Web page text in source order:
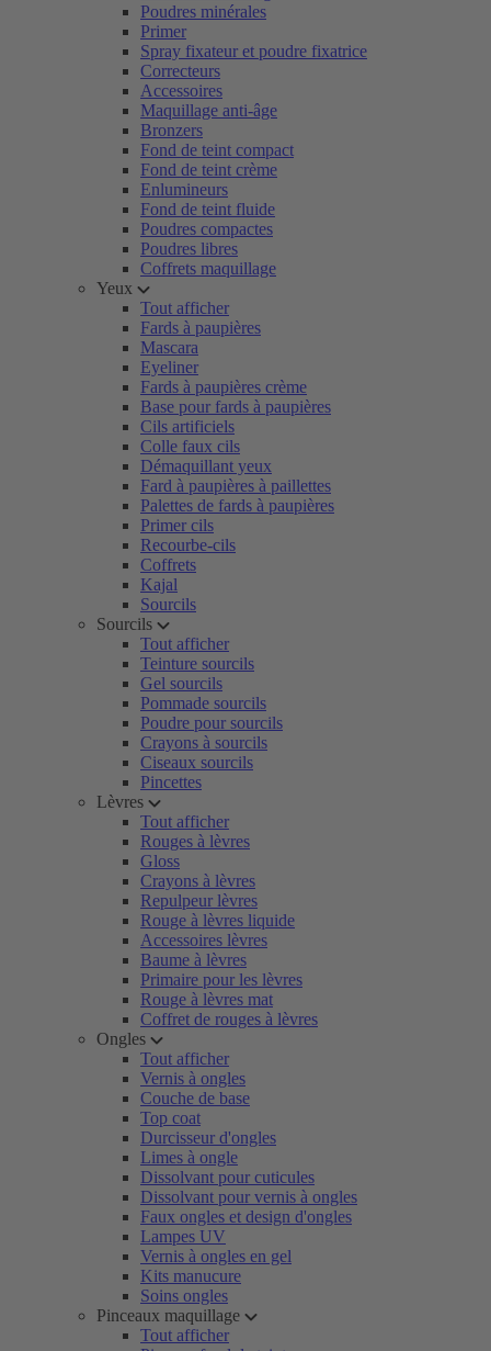
Poudres minérales
Primer
Spray fixateur et poudre fixatrice
Correcteurs
Accessoires
Maquillage anti-âge
Bronzers
Fond de teint compact
Fond de teint crème
Enlumineurs
Fond de teint fluide
Poudres compactes
Poudres libres
Coffrets maquillage
Yeux
Tout afficher
Fards à paupières
Mascara
Eyeliner
Fards à paupières crème
Base pour fards à paupières
Cils artificiels
Colle faux cils
Démaquillant yeux
Fard à paupières à paillettes
Palettes de fards à paupières
Primer cils
Recourbe-cils
Coffrets
Kajal
Sourcils
Sourcils
Tout afficher
Teinture sourcils
Gel sourcils
Pommade sourcils
Poudre pour sourcils
Crayons à sourcils
Ciseaux sourcils
Pincettes
Lèvres
Tout afficher
Rouges à lèvres
Gloss
Crayons à lèvres
Repulpeur lèvres
Rouge à lèvres liquide
Accessoires lèvres
Baume à lèvres
Primaire pour les lèvres
Rouge à lèvres mat
Coffret de rouges à lèvres
Ongles
Tout afficher
Vernis à ongles
Couche de base
Top coat
Durcisseur d'ongles
Limes à ongle
Dissolvant pour cuticules
Dissolvant pour vernis à ongles
Faux ongles et design d'ongles
Lampes UV
Vernis à ongles en gel
Kits manucure
Soins ongles
Pinceaux maquillage
Tout afficher